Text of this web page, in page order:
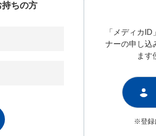
ちの方
「メディカ
ナーの申し込
ます
※登録